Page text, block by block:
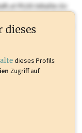
PLUS Inhaltedie
Sie dieses Profil frei
wirtschaft.at PLUS
und viele
dieses Profils
Zugriff auf